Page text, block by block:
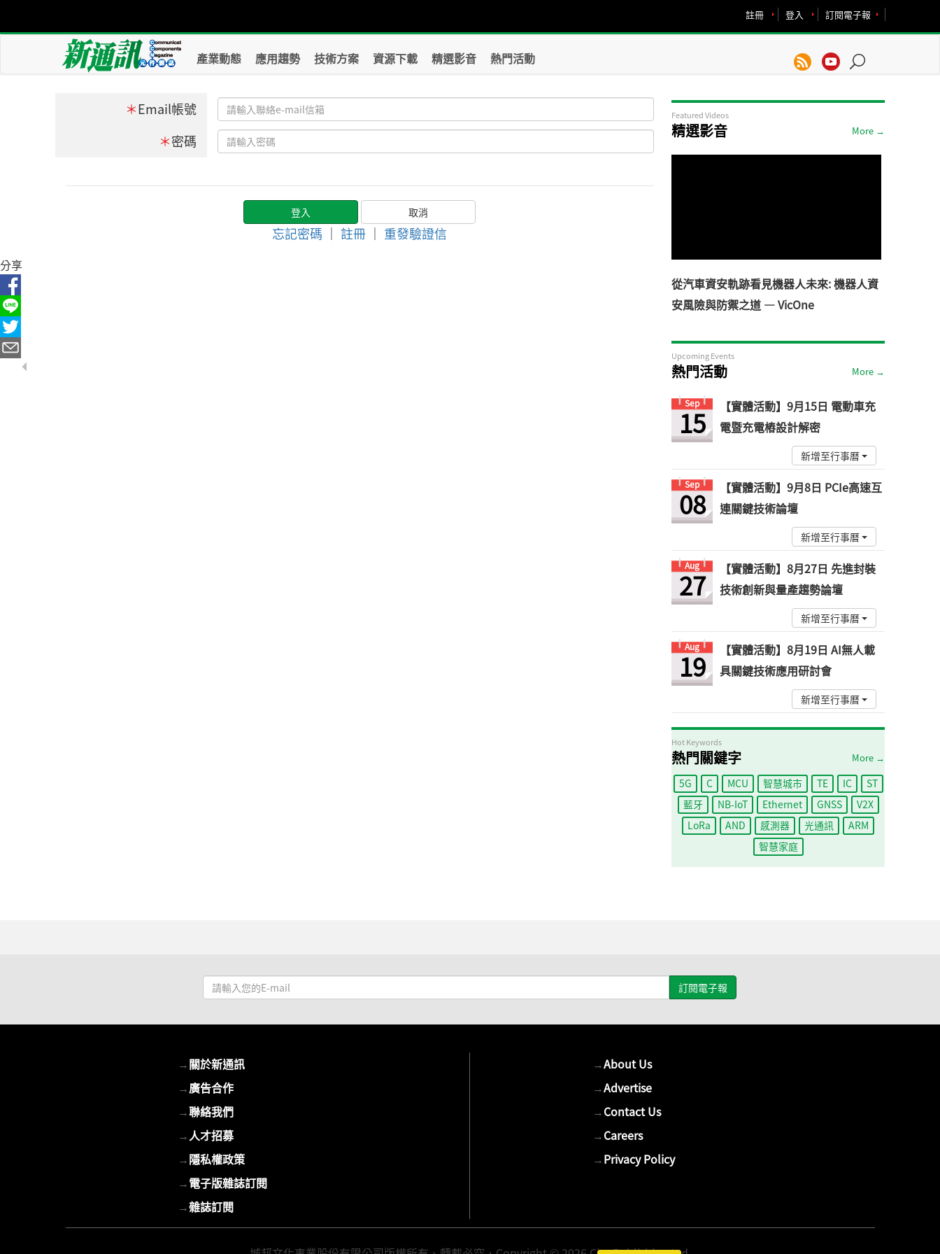
訂閱電子報
登入
註冊
產業動態 應用趨勢 技術方案 資源下載 精選影音 熱門活動
＊Email帳號
＊密碼
忘記密碼 ｜ 註冊 ｜ 重發驗證信
Featured Videos
精選影音 More →
從汽車資安軌跡看見機器人未來: 機器人資
安風險與防禦之道 — VicOne
Upcoming Events
熱門活動 More →
Sep
15
【實體活動】9月15日 電動車充
電暨充電樁設計解密
新增至行事曆
Sep
08
【實體活動】9月8日 PCIe高速互
連關鍵技術論壇
新增至行事曆
Aug
27
【實體活動】8月27日 先進封裝
技術創新與量產趨勢論壇
新增至行事曆
Aug
19
【實體活動】8月19日 AI無人載
具關鍵技術應用研討會
新增至行事曆
Hot Keywords
熱門關鍵字 More →
5G C MCU 智慧城市 TE IC
ST
藍牙
NB-IoT Ethernet GNSS
V2X
LoRa
AND 感測器 光通訊
ARM
智慧家庭
請
輸
E-
mail
分享
→關於新通訊
→廣告合作
→聯絡我們
→人才招募
→隱私權政策
→電子版雜誌訂閱
→雜誌訂閱
→About Us
→Advertise
→Contact Us
→Careers
→Privacy Policy